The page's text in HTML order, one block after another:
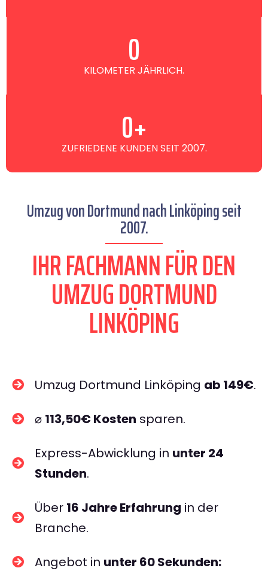
KILOMETER JÄHRLICH.
0
ZUFRIEDENE KUNDEN SEIT 2007.
0+
Umzug von Dortmund nach Linköping seit
2007.
IHR FACHMANN FÜR DEN
UMZUG DORTMUND
LINKÖPING
Umzug Dortmund Linköping ab 149€.
⌀ 113,50€ Kosten sparen.
Express-Abwicklung in unter 24
Stunden.
Über 16 Jahre Erfahrung in der
Branche.
Angebot in unter 60 Sekunden: